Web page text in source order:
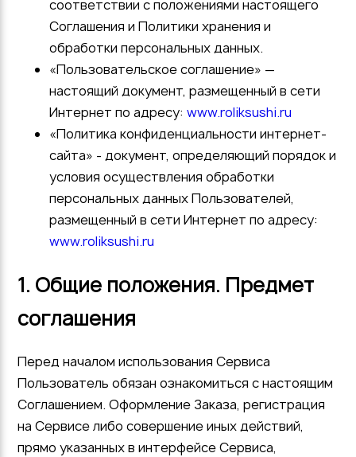
соответствии с положениями настоящего
Соглашения и Политики хранения и
обработки персональных данных.
«Пользовательское соглашение» —
настоящий документ, размещенный в сети
Интернет по адресу:www.roliksushi.ru
«Политика конфиденциальности интернет-
сайта» - документ, определяющий порядок и
условия осуществления обработки
персональных данных Пользователей,
размещенный в сети Интернет по адресу:
www.roliksushi.ru
1. Общие положения. Предмет
соглашения
Перед началом использования Сервиса
Пользователь обязан ознакомиться с настоящим
Соглашением. Оформление Заказа, регистрация
на Сервисе либо совершение иных действий,
прямо указанных в интерфейсе Сервиса,